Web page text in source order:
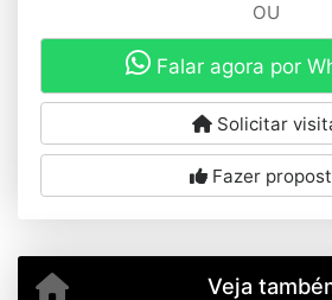
OU
Falar agora por
Solicitar
Fazer
Veja